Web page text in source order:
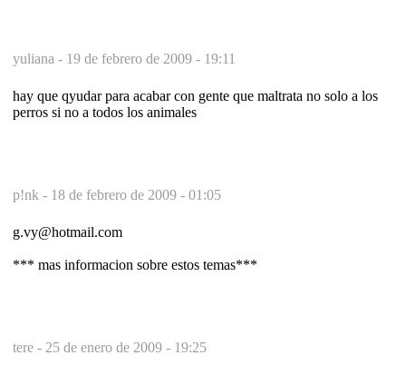
yuliana - 19 de febrero de 2009 - 19:11
hay que qyudar para acabar con gente que maltrata no solo a los
perros si no a todos los animales
p!nk - 18 de febrero de 2009 - 01:05
g.vy@hotmail.com
*** mas informacion sobre estos temas***
tere - 25 de enero de 2009 - 19:25